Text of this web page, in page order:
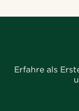
Erfahre als